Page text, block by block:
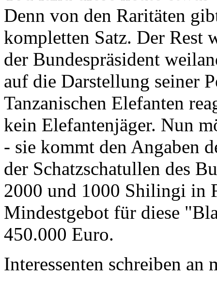
Denn von den Raritäten
kompletten Satz. Der Rest
der Bundespräsident
auf die Darstellung seiner
Tanzanischen Elefanten
kein Elefantenjäger. Nun
- sie kommt den Angaben
der Schatzschatullen des
2000 und 1000 Shilingi in
Mindestgebot für diese
450.000 Euro.
Interessenten schreiben